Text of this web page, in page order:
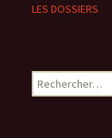
LES DOSSIERS
Rechercher :